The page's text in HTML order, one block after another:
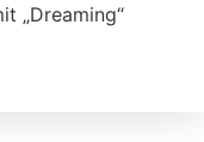
„Dreaming“